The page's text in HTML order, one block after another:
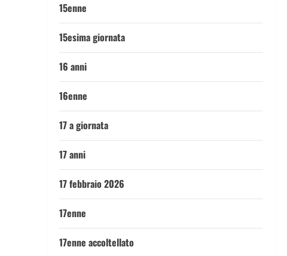
15enne
15esima giornata
16 anni
16enne
17 a giornata
17 anni
17 febbraio 2026
17enne
17enne accoltellato